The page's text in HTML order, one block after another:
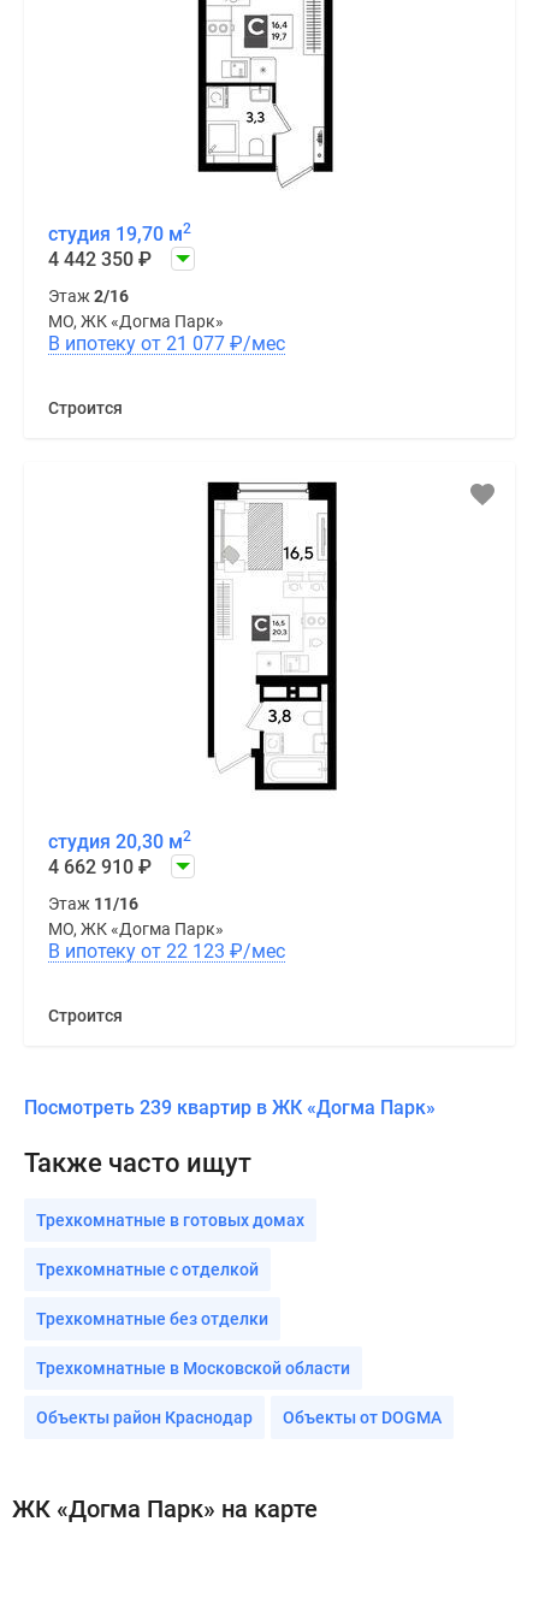
студия 19,70 м2
4 442 350 ₽
Этаж2/16
МО, ЖК «Догма Парк»
В ипотеку от 21 077 ₽/мес
Строится
студия 20,30 м2
4 662 910 ₽
Этаж 11/16
МО, ЖК «Догма Парк»
В ипотеку от 22 123 ₽/мес
Строится
Посмотреть 239 квартир в ЖК «Догма Парк»
Также часто ищут
Трехкомнатные в готовых домах
Трехкомнатные с отделкой
Трехкомнатные без отделки
Трехкомнатные в Московской области
Объекты район Краснодар Объекты от DOGMA
ЖК «Догма Парк» на карте